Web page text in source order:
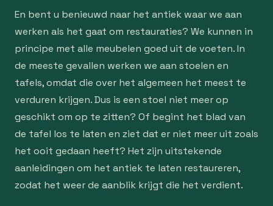
En bent u benieuwd naar het antiek waar we aan
werken als het gaat om restauraties? We kunnen in
principe met alle meubelen goed uit de voeten. In
de meeste gevallen werken we aan stoelen en
tafels, omdat die over het algemeen het meest te
verduren krijgen. Dus is een stoel niet meer op
geschikt om op te zitten? Of begint het blad van
de tafel los te laten en ziet dat er niet meer uit zoals
het ooit gedaan heeft? Het zijn uitstekende
aanleidingen om het antiek te laten restaureren,
zodat het weer de aanblik krijgt die het verdient.